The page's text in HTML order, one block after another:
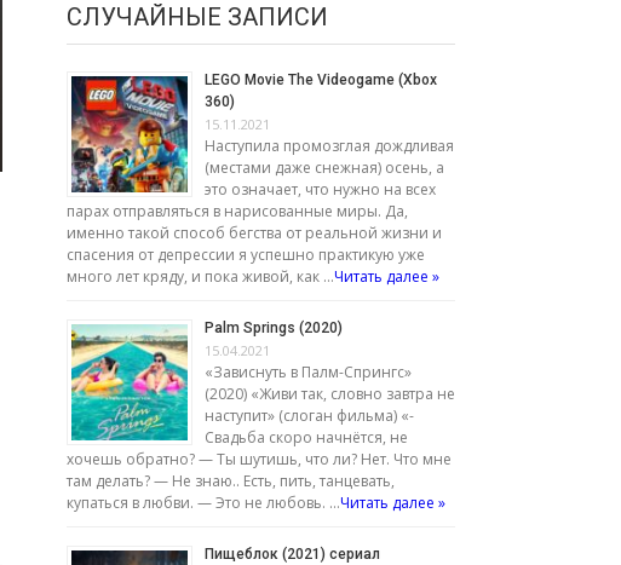
СЛУЧАЙНЫЕ ЗАПИСИ
LEGO Movie The Videogame (Xbox
360)
15.11.2021
Наступила промозглая дождливая
(местами даже снежная) осень, а
это означает, что нужно на всех
парах отправляться в нарисованные миры. Да,
именно такой способ бегства от реальной жизни и
спасения от депрессии я успешно практикую уже
много лет кряду, и пока живой, как …Читать далее »
Palm Springs (2020)
15.04.2021
«Зависнуть в Палм-Спрингс»
(2020) «Живи так, словно завтра не
наступит» (слоган фильма) «-
Свадьба скоро начнётся, не
хочешь обратно? — Ты шутишь, что ли? Нет. Что мне
там делать? — Не знаю.. Есть, пить, танцевать,
купаться в любви. — Это не любовь. …Читать далее »
Пищеблок (2021) сериал